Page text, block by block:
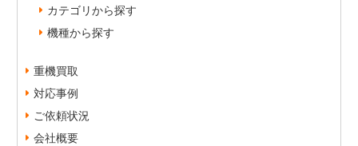
カテゴリから探す
機種から探す
重機買取
対応事例
ご依頼状況
会社概要